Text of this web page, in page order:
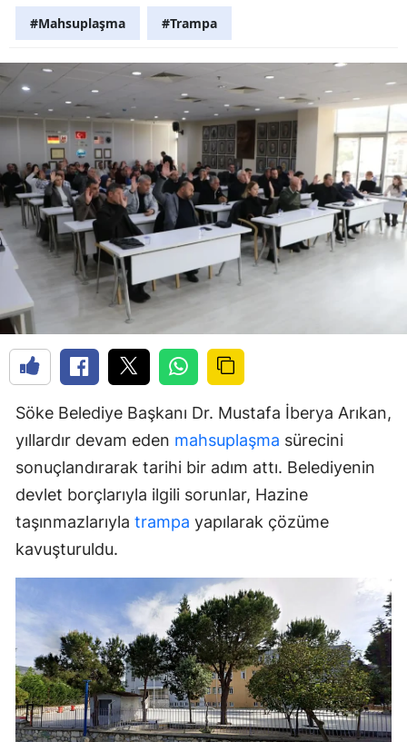
#Mahsuplaşma #Trampa
Söke Belediye Başkanı Dr. Mustafa İberya Arıkan,
yıllardır devam eden mahsuplaşma sürecini
sonuçlandırarak tarihi bir adım attı. Belediyenin
devlet borçlarıyla ilgili sorunlar, Hazine
taşınmazlarıyla trampa yapılarak çözüme
kavuşturuldu.